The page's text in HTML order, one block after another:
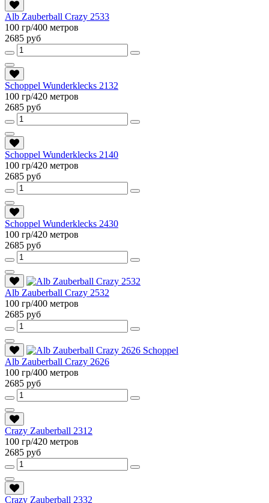
Alb Zauberball Crazy 2533
100 гр/400 метров
2685 руб
Schoppel Wunderklecks 2132
100 гр/420 метров
2685 руб
Schoppel Wunderklecks 2140
100 гр/420 метров
2685 руб
Schoppel Wunderklecks 2430
100 гр/420 метров
2685 руб
Alb Zauberball Crazy 2532
100 гр/400 метров
2685 руб
Alb Zauberball Crazy 2626
100 гр/400 метров
2685 руб
Crazy Zauberball 2312
100 гр/420 метров
2685 руб
Crazy Zauberball 2332